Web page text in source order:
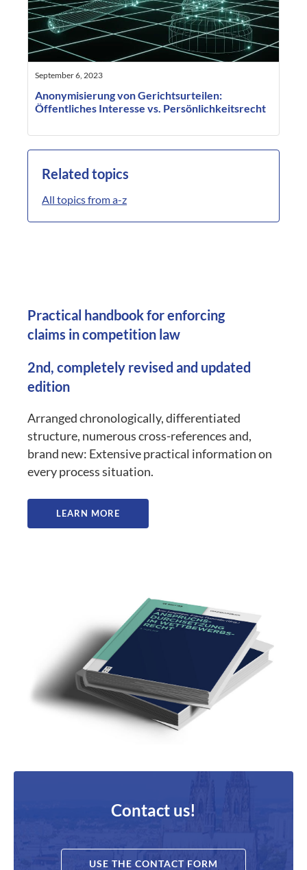
September 6, 2023
Anonymisierung von Gerichtsurteilen:
Öffentliches Interesse vs. Persönlichkeitsrecht
Related topics
All topics from a-z
Practical handbook for enforcing
claims in competition law
2nd, completely revised and updated
edition
Arranged chronologically, differentiated
structure, numerous cross-references and,
brand new: Extensive practical information on
every process situation.
LEARN MORE
Contact us!
USE THE CONTACT FORM